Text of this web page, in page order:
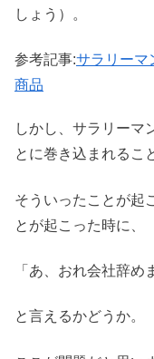
しょう）。
参考記事:サラリーマ
商品
しかし、サラリーマ
とに巻き込まれるこ
そういったことが起
とが起こった時に、
「あ、おれ会社辞め
と言えるかどうか。